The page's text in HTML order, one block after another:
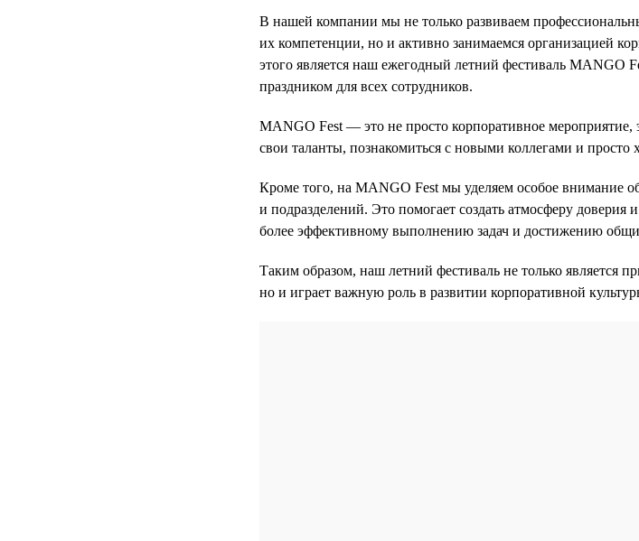
В нашей компании мы не только развиваем
их компетенции, но и активно занимаемся организацией
этого является наш ежегодный летний фестиваль MANGO
праздником для всех сотрудников.
MANGO Fest — это не просто корпоративное мероприятие,
свои таланты, познакомиться с новыми коллегами и просто
Кроме того, на MANGO Fest мы уделяем особое внимание
и подразделений. Это помогает создать атмосферу
более эффективному выполнению задач и достижению
Таким образом, наш летний фестиваль не только является
но и играет важную роль в развитии корпоративной